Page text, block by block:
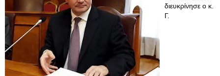
διευκρίνησε ο κ.
Γ.